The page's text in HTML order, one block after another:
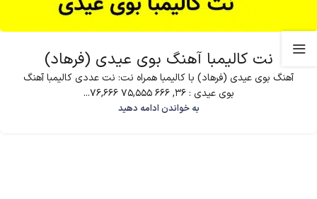
نت کالیمبا آهنگ بوی عیدی (فرهاد)
آهنگ بوی عیدی (فرهاد) با کالیمبا همراه نت: نت عددی کالیمبا آهنگ
بوی عیدی : 36, 666 75,555 76,666...
به خواندن ادامه دهید